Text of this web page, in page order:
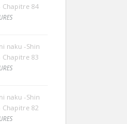
Chapitre 84
naku -Shin
Chapitre 83
naku -Shin
Chapitre 82